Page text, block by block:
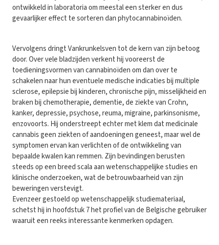
ontwikkeld in laboratoria om meestal een sterker en dus
gevaarlijker effect te sorteren dan phytocannabinoïden.
Vervolgens dringt Vankrunkelsven tot de kern van zijn betoog
door. Over vele bladzijden verkent hij vooreerst de
toedieningsvormen van cannabinoïden om dan over te
schakelen naar hun eventuele medische indicaties bij multiple
sclerose, epilepsie bij kinderen, chronische pijn, misselijkheid en
braken bij chemotherapie, dementie, de ziekte van Crohn,
kanker, depressie, psychose, reuma, migraine, parkinsonisme,
enzovoorts. Hij onderstreept echter met klem dat medicinale
cannabis geen ziekten of aandoeningen geneest, maar wel de
symptomen ervan kan verlichten of de ontwikkeling van
bepaalde kwalen kan remmen. Zijn bevindingen berusten
steeds op een breed scala aan wetenschappelijke studies en
klinische onderzoeken, wat de betrouwbaarheid van zijn
beweringen verstevigt.
Evenzeer gestoeld op wetenschappelijk studiemateriaal,
schetst hij in hoofdstuk 7 het profiel van de Belgische gebruiker
waaruit een reeks interessante kenmerken opdagen.